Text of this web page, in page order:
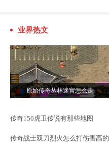
业界热文
原始传奇丛林迷宫怎么走
传奇150虎卫传说有那些地图
传奇战士双刀烈火怎么打伤害高的